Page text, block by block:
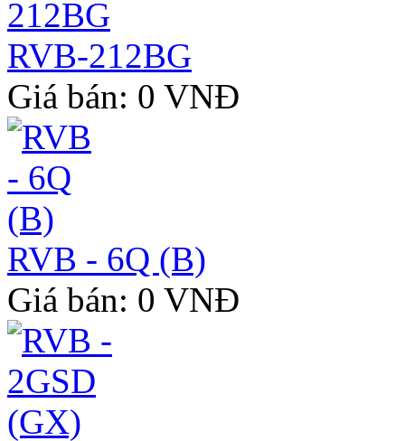
RVB-212BG
Giá bán: 0 VNĐ
RVB - 6Q (B)
Giá bán: 0 VNĐ